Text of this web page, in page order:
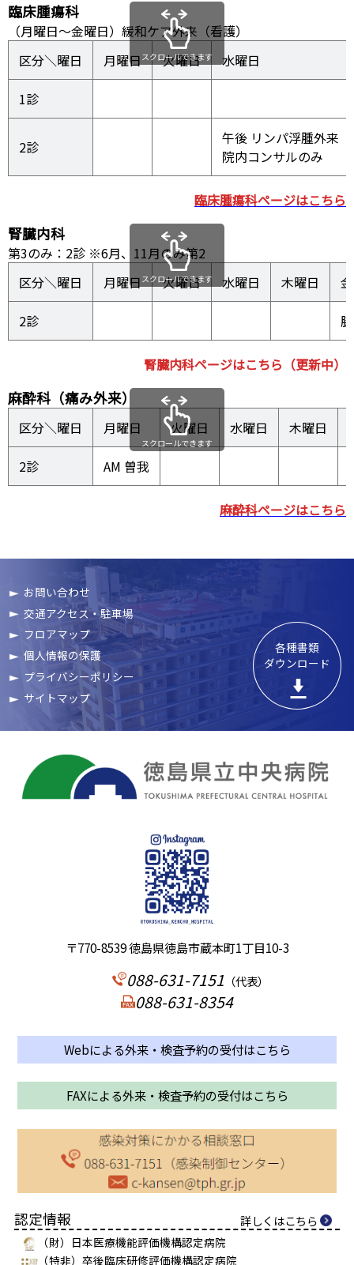
臨床腫瘍科
（月曜日～金曜日）緩和ケア外来（看護）
区分＼曜日
月曜日 火曜日 水曜日
1診
2診
午後 リンパ浮腫外来
院内コンサルのみ
スクロールできます
臨床腫瘍科ページはこちら
腎臓内科
第3のみ：2診 ※6月、11月のみ第2
区分＼曜日
月曜日 火曜日 水曜日 木曜日
2診
スクロールできます
腎臓内科ページはこちら（更新中）
麻酔科（痛み外来）
区分＼曜日 月曜日 火曜日 水曜日 木曜日
2診 AM 曽我
スクロールできます
麻酔科ページはこちら
お問い合わせ
交通アクセス・駐車場
フロアマップ
個人情報の保護
プライバシーポリシー
サイトマップ
各種書類
ダウンロード
〒770-8539 徳島県徳島市蔵本町1丁目10-3
088-631-7151 （代表）
088-631-8354
Webによる外来・検査予約の受付はこちら
FAXによる外来・検査予約の受付はこちら
認定情報 詳しくはこちら
（財）日本医療機能評価機構認定病院
（特非）卒後臨床研修評価機構認定病院